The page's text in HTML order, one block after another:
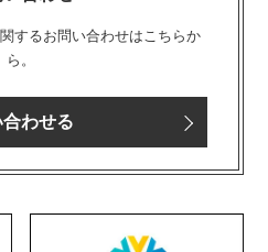
するお問い合わせはこちらか
ら。
合わせる